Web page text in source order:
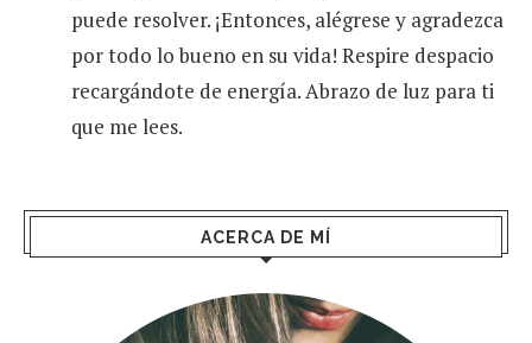
puede resolver. ¡Entonces, alégrese y agradezca
por todo lo bueno en su vida! Respire despacio
recargándote de energía. Abrazo de luz para ti
que me lees.
ACERCA DE MÍ